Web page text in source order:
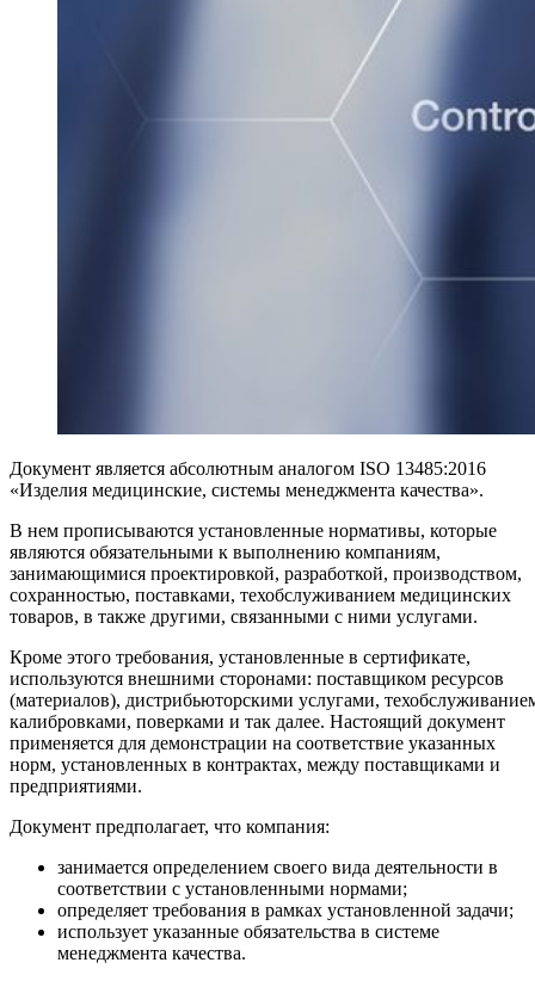
Документ является абсолютным аналогом ISO 13485:2016
«Изделия медицинские, системы менеджмента качества».
В нем прописываются установленные нормативы, которые
являются обязательными к выполнению компаниям,
занимающимися проектировкой, разработкой, производством,
сохранностью, поставками, техобслуживанием медицинских
товаров, в также другими, связанными с ними услугами.
Кроме этого требования, установленные в сертификате,
используются внешними сторонами: поставщиком ресурсов
(материалов), дистрибьюторскими услугами,
калибровками, поверками и так далее. Настоящий документ
применяется для демонстрации на соответствие указанных
норм, установленных в контрактах, между поставщиками и
предприятиями.
Документ предполагает, что компания:
занимается определением своего вида деятельности в
соответствии с установленными нормами;
определяет требования в рамках установленной задачи;
использует указанные обязательства в системе
менеджмента качества.